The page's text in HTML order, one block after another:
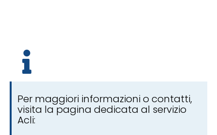
Per maggiori informazioni o contatti,
visita la pagina dedicata al servizio
Acli: